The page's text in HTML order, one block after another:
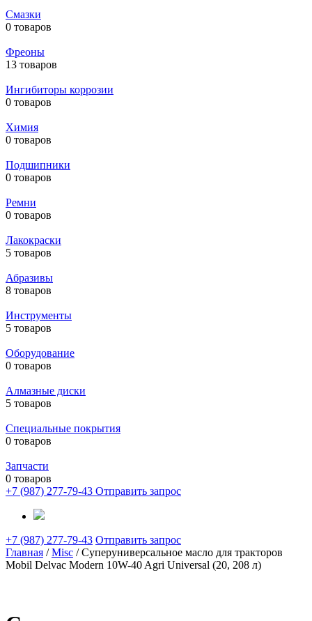
Смазки
0 товаров
Фреоны
13 товаров
Ингибиторы коррозии
0 товаров
Химия
0 товаров
Подшипники
0 товаров
Ремни
0 товаров
Лакокраски
5 товаров
Абразивы
8 товаров
Инструменты
5 товаров
Оборудование
0 товаров
Алмазные диски
5 товаров
Специальные покрытия
0 товаров
Запчасти
0 товаров
+7 (987) 277-79-43 Отправить запрос
+7 (987) 277-79-43 Отправить запрос
Главная /Misc / Суперуниверсальное масло для тракторов
Mobil Delvac Modern 10W-40 Agri Universal (20, 208 л)